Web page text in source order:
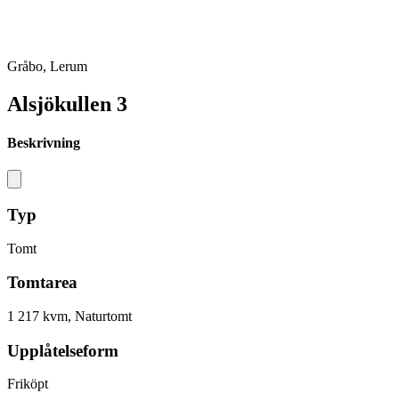
Gråbo, Lerum
Alsjökullen 3
Beskrivning
Typ
Tomt
Tomtarea
1 217 kvm, Naturtomt
Upplåtelseform
Friköpt